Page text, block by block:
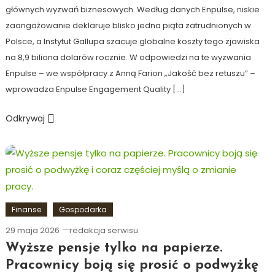
głównych wyzwań biznesowych. Według danych Enpulse, niskie
zaangażowanie deklaruje blisko jedna piąta zatrudnionych w
Polsce, a Instytut Gallupa szacuje globalne koszty tego zjawiska
na 8,9 biliona dolarów rocznie. W odpowiedzi na te wyzwania
Enpulse – we współpracy z Anną Farion „Jakość bez retuszu” –
wprowadza Enpulse Engagement Quality […]
Odkrywaj
Finanse Gospodarka
29 maja 2026 redakcja serwisu
Wyższe pensje tylko na papierze.
Pracownicy boją się prosić o podwyżkę